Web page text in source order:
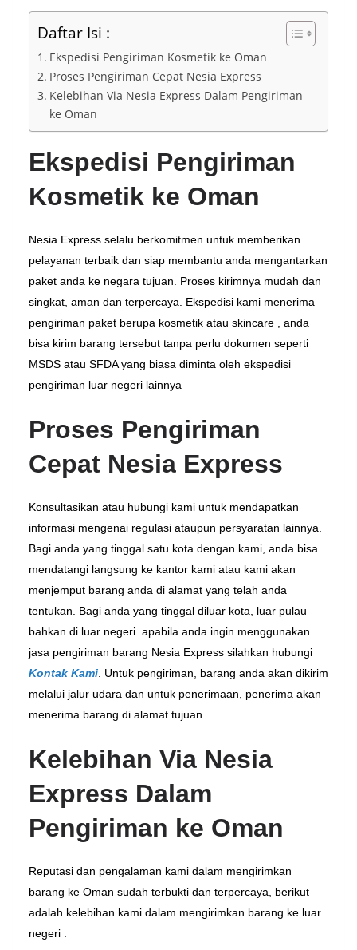
Daftar Isi :
Ekspedisi Pengiriman Kosmetik ke Oman
Proses Pengiriman Cepat Nesia Express
Kelebihan Via Nesia Express Dalam Pengiriman
ke Oman
Ekspedisi Pengiriman
Kosmetik ke Oman
Nesia Express selalu berkomitmen untuk memberikan
pelayanan terbaik dan siap membantu anda mengantarkan
paket anda ke negara tujuan. Proses kirimnya mudah dan
singkat, aman dan terpercaya. Ekspedisi kami menerima
pengiriman paket berupa kosmetik atau skincare , anda
bisa kirim barang tersebut tanpa perlu dokumen seperti
MSDS atau SFDA yang biasa diminta oleh ekspedisi
pengiriman luar negeri lainnya
Proses Pengiriman
Cepat Nesia Express
Konsultasikan atau hubungi kami untuk mendapatkan
informasi mengenai regulasi ataupun persyaratan lainnya.
Bagi anda yang tinggal satu kota dengan kami, anda bisa
mendatangi langsung ke kantor kami atau kami akan
menjemput barang anda di alamat yang telah anda
tentukan. Bagi anda yang tinggal diluar kota, luar pulau
bahkan di luar negeri apabila anda ingin menggunakan
jasa pengiriman barang Nesia Express silahkan hubungi
Kontak Kami . Untuk pengiriman, barang anda akan dikirim
melalui jalur udara dan untuk penerimaan, penerima akan
menerima barang di alamat tujuan
Kelebihan Via Nesia
Express Dalam
Pengiriman ke Oman
Reputasi dan pengalaman kami dalam mengirimkan
barang ke Oman sudah terbukti dan terpercaya, berikut
adalah kelebihan kami dalam mengirimkan barang ke luar
negeri :